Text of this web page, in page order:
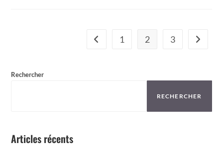
Go to the previous page
1 2 3 Aller à
Rechercher
RECHERCHER
Articles récents